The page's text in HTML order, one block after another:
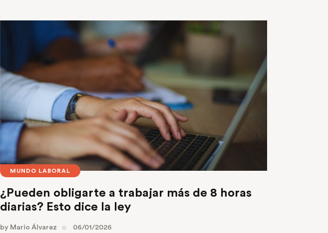
MUNDO LABORAL
¿Pueden obligarte a trabajar más de 8 horas
diarias? Esto dice la ley
by Mario Álvarez 06/01/2026